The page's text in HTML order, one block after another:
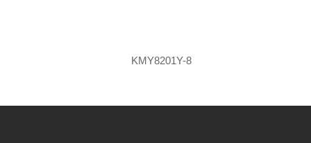
KMY8201Y-8